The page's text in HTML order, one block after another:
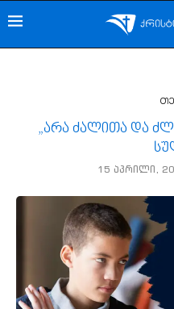
„არა ძალითა და
15 აპრილი,